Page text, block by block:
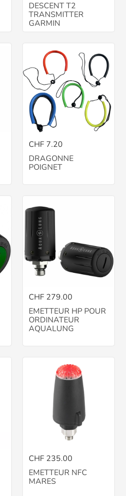
DESCENT T2
TRANSMITTER
GARMIN
CHF 7.20
DRAGONNE
POIGNET
CHF 279.00
EMETTEUR HP POUR
ORDINATEUR
AQUALUNG
CHF 235.00
EMETTEUR NFC
MARES